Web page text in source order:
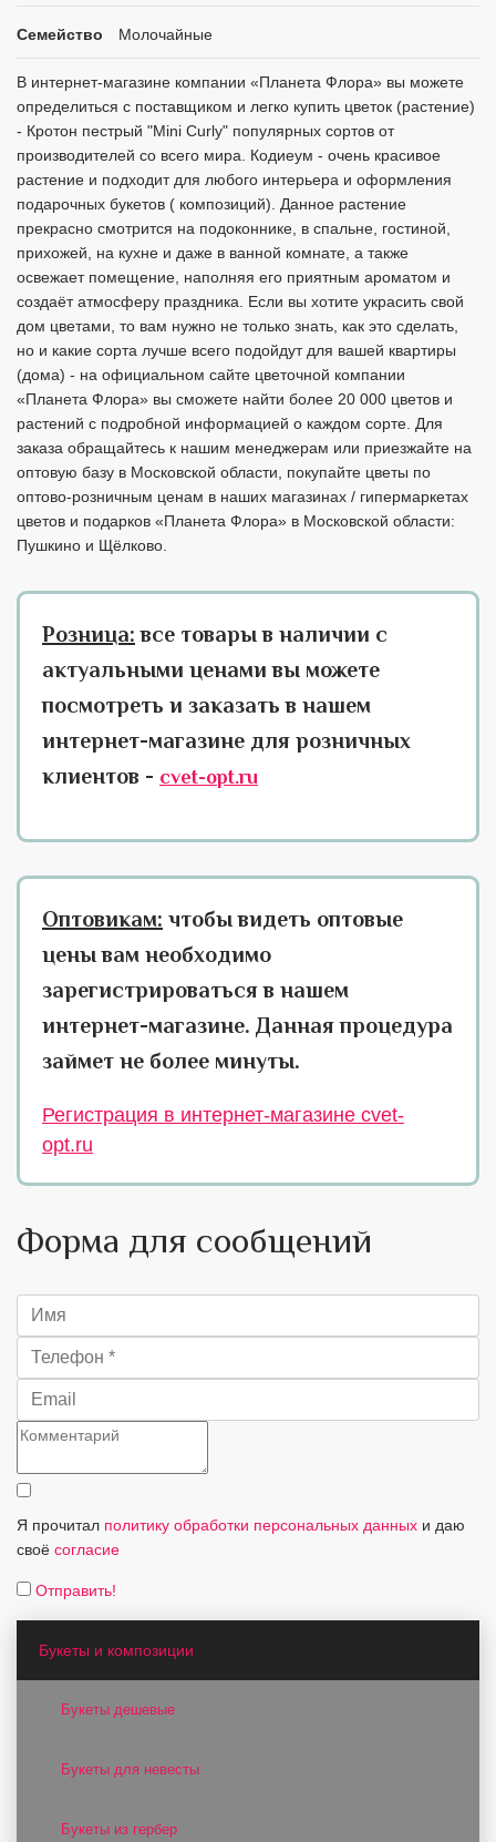
Семейство Молочайные
В интернет-магазине компании «Планета Флора» вы можете
определиться с поставщиком и легко купить цветок (растение)
- Кротон пестрый "Mini Curly" популярных сортов от
производителей со всего мира. Кодиеум - очень красивое
растение и подходит для любого интерьера и оформления
подарочных букетов ( композиций). Данное растение
прекрасно смотрится на подоконнике, в спальне, гостиной,
прихожей, на кухне и даже в ванной комнате, а также
освежает помещение, наполняя его приятным ароматом и
создаёт атмосферу праздника. Если вы хотите украсить свой
дом цветами, то вам нужно не только знать, как это сделать,
но и какие сорта лучше всего подойдут для вашей квартиры
(дома) - на официальном сайте цветочной компании
«Планета Флора» вы сможете найти более 20 000 цветов и
растений с подробной информацией о каждом сорте. Для
заказа обращайтесь к нашим менеджерам или приезжайте на
оптовую базу в Московской области, покупайте цветы по
оптово-розничным ценам в наших магазинах / гипермаркетах
цветов и подарков «Планета Флора» в Московской области:
Пушкино и Щёлково.
Розница: все товары в наличии с
актуальными ценами вы можете
посмотреть и заказать в нашем
интернет-магазине для розничных
клиентов - cvet-opt.ru
Оптовикам: чтобы видеть оптовые
цены вам необходимо
зарегистрироваться в нашем
интернет-магазине. Данная процедура
займет не более минуты.
Регистрация в интернет-магазине cvet-
opt.ru
Форма для сообщений
Я прочитал политику обработки персональных данных и даю
своё согласие
Отправить!
Букеты и композиции
Букеты дешевые
Букеты для невесты
Букеты из гербер